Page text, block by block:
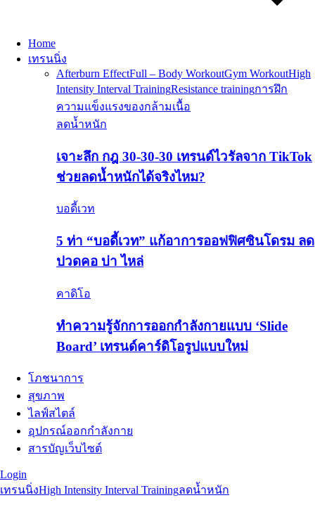
Home
เทรนนิ่ง
Afterburn EffectFull – Body WorkoutGym WorkoutHigh
Intensity Interval TrainingResistance trainingการฝึก
ความแข็งแรงของกล้ามเนื้อ
ลดน้ำหนัก
เจาะลึก กฎ 30-30-30 เทรนด์ไวรัลจาก TikTok
ช่วยลดน้ำหนักได้จริงไหม?
บอดี้เวท
5 ท่า “บอดี้เวท” แก้อาการออฟฟิศซินโดรม ลด
ปวดคอ บ่า ไหล่
คาดิโอ
ทำความรู้จักการออกกำลังกายแบบ ‘Slide
Board’ เทรนด์คาร์ดิโอรูปแบบใหม่
โภชนาการ
สุขภาพ
ไลฟ์สไตล์
อุปกรณ์ออกกำลังกาย
สารบัญเว็บไซต์
Login
เทรนนิ่งHigh Intensity Interval Trainingลดน้ำหนัก